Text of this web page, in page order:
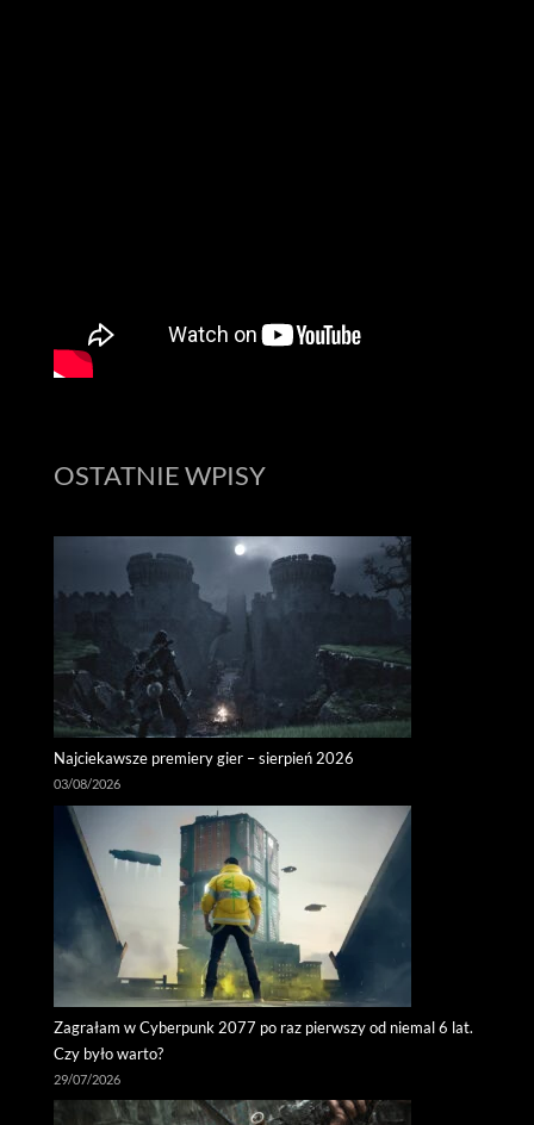
OSTATNIE WPISY
Najciekawsze premiery gier – sierpień 2026
03/08/2026
Zagrałam w Cyberpunk 2077 po raz pierwszy od niemal 6 lat.
Czy było warto?
29/07/2026